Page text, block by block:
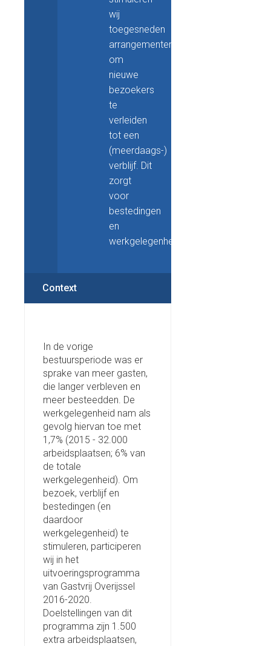
wij
toegesneden
arrangementen
om
nieuwe
bezoekers
te
verleiden
tot een
(meerdaags-)
verblijf. Dit
zorgt
voor
bestedingen
en
werkgelegenheid.
Context
In de vorige
bestuursperiode was er
sprake van meer gasten,
die langer verbleven en
meer besteedden. De
werkgelegenheid nam als
gevolg hiervan toe met
1,7% (2015 - 32.000
arbeidsplaatsen; 6% van
de totale
werkgelegenheid). Om
bezoek, verblijf en
bestedingen (en
daardoor
werkgelegenheid) te
stimuleren, participeren
wij in het
uitvoeringsprogramma
van Gastvrij Overijssel
2016-2020.
Doelstellingen van dit
programma zijn 1.500
extra arbeidsplaatsen,